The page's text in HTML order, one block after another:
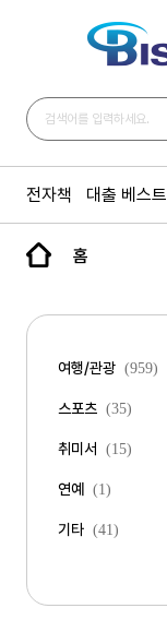
전자책 대출 베스트
홈
여행/관광 (959)
스포츠 (35)
취미서 (15)
연예 (1)
기타 (41)